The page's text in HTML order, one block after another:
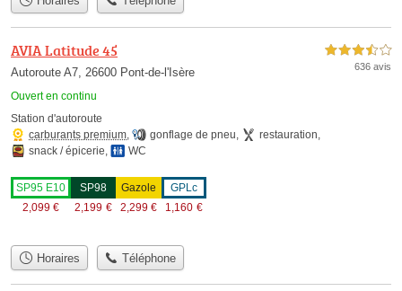
AVIA Latitude 45
Autoroute A7, 26600 Pont-de-l'Isère
Ouvert en continu
3,5 étoiles sur 5
636 avis
Station d'autoroute
carburants premium
gonflage de pneu restauration
snack / épicerie
WC
SP95 E10
2,099 €
SP98
2,199 €
Gazole
2,299 €
GPLc
1,160 €
Horaires Téléphone